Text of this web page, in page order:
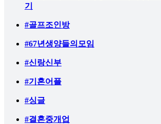
기
#골프조인방
#67년생양들의모임
#신랑신부
#기혼어플
#싱글
#결혼중개업